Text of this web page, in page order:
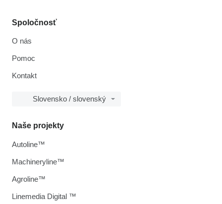
Spoločnosť
O nás
Pomoc
Kontakt
Slovensko / slovenský
Naše projekty
Autoline™
Machineryline™
Agroline™
Linemedia Digital ™